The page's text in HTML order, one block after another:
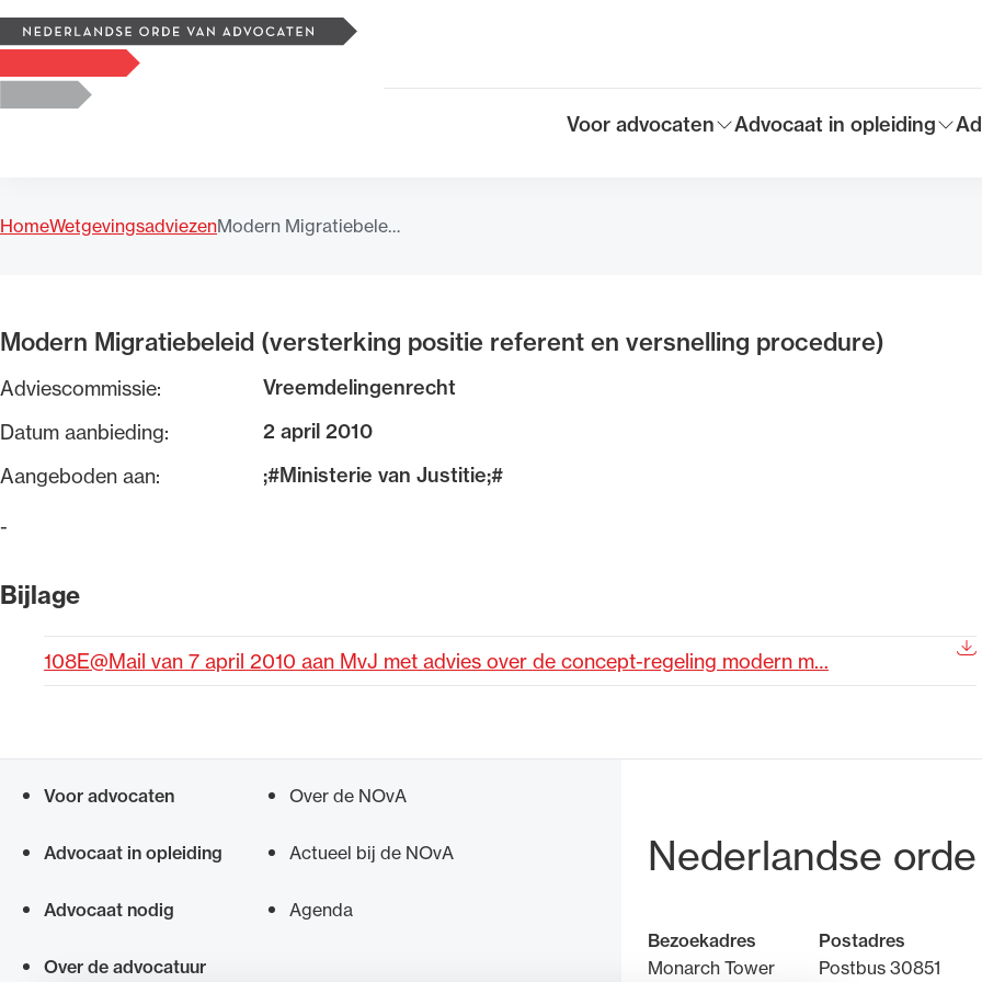
Logo, to the homepage
Toon submenu voor
Voor advocaten
Toon submenu voor
Advocaat in opleiding
HomeWetgevingsadviezenModern Migratiebele…
Modern Migratiebeleid (versterking positie referent en versnelling procedure)
Adviescommissie: Vreemdelingenrecht
Datum aanbieding: 2 april 2010
Aangeboden aan: ;#Ministerie van Justitie;#
-
Bijlage
108E@Mail van 7 april 2010 aan MvJ met advies over de concept-regeling modern m…
Voor advocaten
Advocaat in opleiding
Advocaat nodig
Over de advocatuur
Over de NOvA
Actueel bij de NOvA
Agenda
Bezoek- en
Nederlandse
Bezoekadres
Monarch Tower
Postadres
Postbus 30851
Zoeken
Uitgelicht